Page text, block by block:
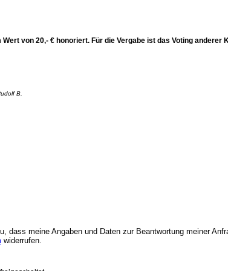
von 20,- € honoriert. Für die Vergabe ist das Voting anderer
B.
dass meine Angaben und Daten zur Beantwortung meiner
widerrufen.